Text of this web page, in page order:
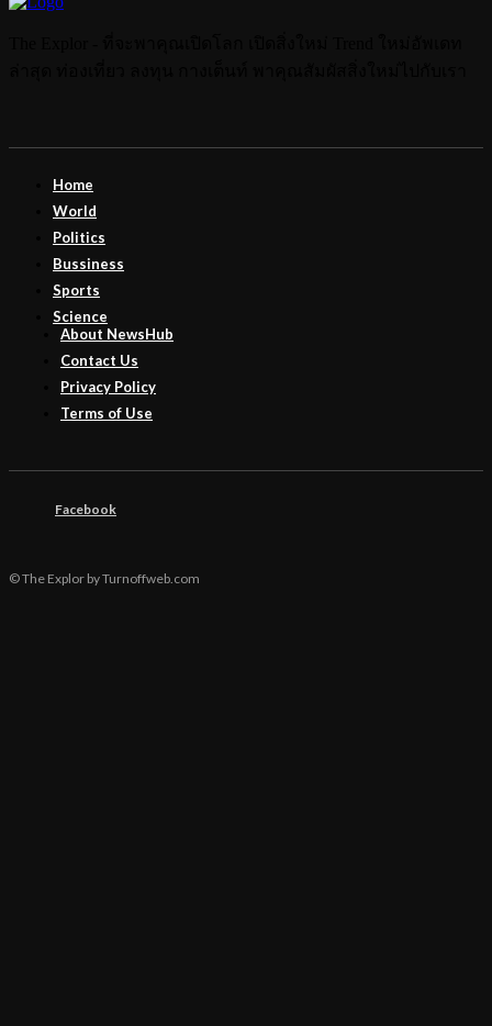
Home
World
Politics
Bussiness
Sports
Science
About NewsHub
Contact Us
Privacy Policy
Terms of Use
Facebook
© The Explor by Turnoffweb.com